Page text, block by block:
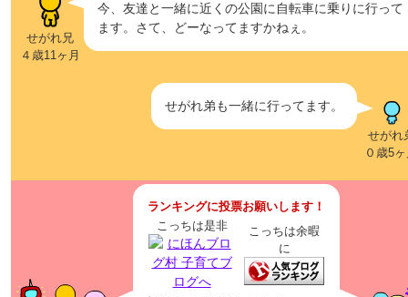
せがれ兄
４歳11ヶ月
今、友達と一緒に近くの公園に自転車に乗りに行って
ます。さて、どーなってますかねぇ。
せがれ弟も一緒に行ってます。
せがれ
０歳5
ランキングに投票お願いします！
こっちは是非
こっちは余暇
に